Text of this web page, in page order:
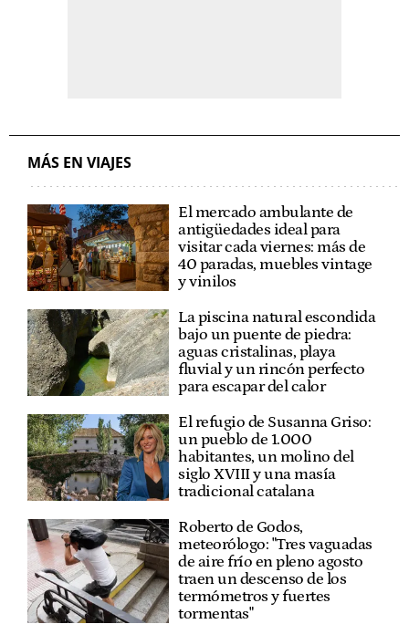
MÁS EN VIAJES
El mercado ambulante de
antigüedades ideal para
visitar cada viernes: más de
40 paradas, muebles vintage
y vinilos
La piscina natural escondida
bajo un puente de piedra:
aguas cristalinas, playa
fluvial y un rincón perfecto
para escapar del calor
El refugio de Susanna Griso:
un pueblo de 1.000
habitantes, un molino del
siglo XVIII y una masía
tradicional catalana
Roberto de Godos,
meteorólogo: "Tres vaguadas
de aire frío en pleno agosto
traen un descenso de los
termómetros y fuertes
tormentas"